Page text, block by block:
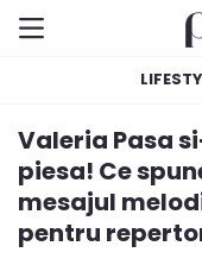
Valeria Pasa
piesa! Ce
mesajul
pentru